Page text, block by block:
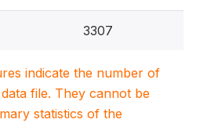
3307
indicate the number of
file. They cannot be
statistics of the